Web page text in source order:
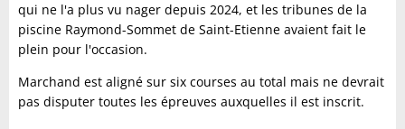
qui ne l'a plus vu nager depuis 2024, et les tribunes de la
piscine Raymond-Sommet de Saint-Etienne avaient fait le
plein pour l'occasion.
Marchand est aligné sur six courses au total mais ne devrait
pas disputer toutes les épreuves auxquelles il est inscrit.